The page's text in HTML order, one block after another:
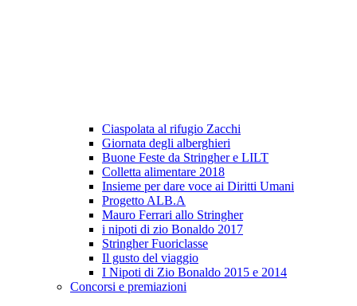
Ciaspolata al rifugio Zacchi
Giornata degli alberghieri
Buone Feste da Stringher e LILT
Colletta alimentare 2018
Insieme per dare voce ai Diritti Umani
Progetto ALB.A
Mauro Ferrari allo Stringher
i nipoti di zio Bonaldo 2017
Stringher Fuoriclasse
Il gusto del viaggio
I Nipoti di Zio Bonaldo 2015 e 2014
Concorsi e premiazioni